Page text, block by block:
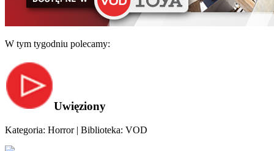
W tym tygodniu polecamy:
Uwięziony
Kategoria: Horror | Biblioteka: VOD